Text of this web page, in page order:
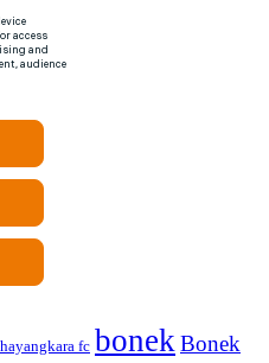
fc bonekBonek